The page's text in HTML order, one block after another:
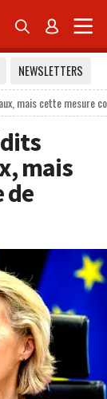
 
NEWSLETTERS
mais cette mesure
mais
de